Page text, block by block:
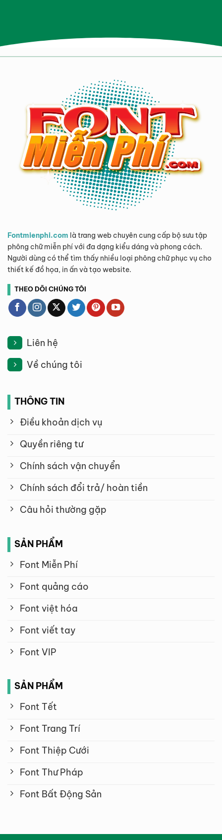
Fontmienphi.com là trang web chuyên cung cấp bộ sưu tập
phông chữ miễn phí với đa dạng kiểu dáng và phong cách.
Người dùng có thể tìm thấy nhiều loại phông chữ phục vụ cho
thiết kế đồ họa, in ấn và tạo website.
THEO DÕI CHÚNG TÔI
Liên hệ
Về chúng tôi
THÔNG TIN
Điều khoản dịch vụ
Quyền riêng tư
Chính sách vận chuyển
Chính sách đổi trả/ hoàn tiền
Câu hỏi thường gặp
SẢN PHẨM
Font Miễn Phí
Font quảng cáo
Font việt hóa
Font viết tay
Font VIP
SẢN PHẨM
Font Tết
Font Trang Trí
Font Thiệp Cưới
Font Thư Pháp
Font Bất Động Sản